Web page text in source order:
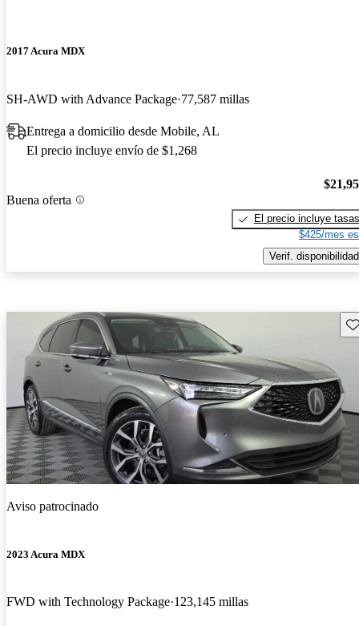
2017 Acura MDX
SH-AWD with Advance Package 77,587 millas
Entrega a domicilio desde Mobile, AL
El precio incluye envío de $1,268
Buena oferta
El precio incluye tasas
$425/mes
Verif. disponibilidad
Aviso patrocinado
2023 Acura MDX
FWD with Technology Package 123,145 millas